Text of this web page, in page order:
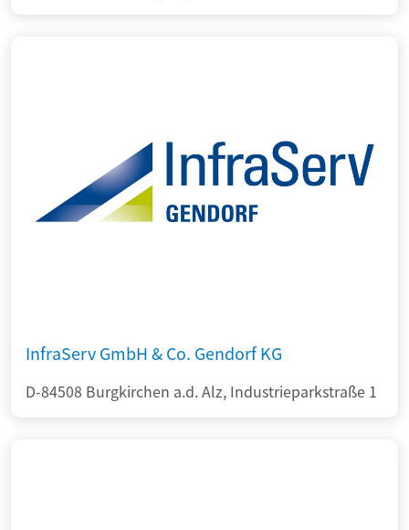
InfraServ GmbH & Co. Gendorf KG
D-84508 Burgkirchen a.d. Alz, Industrieparkstraße 1